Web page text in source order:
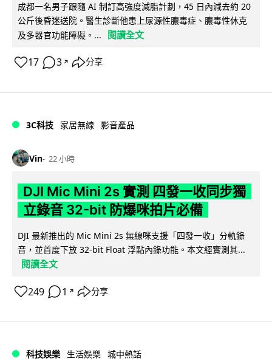
成都一名男子跟隨 AI 制訂高強度減脂計劃，45 日內減去約 20
公斤後昏迷送院。醫生診斷他患上尿源性膿毒症、膿毒性休克
及多器官功能障礙。...
閱讀全文
17 3 ↗ 分享
3C科技 家居無線 影音產品
Vin 22 小時
DJI Mic Mini 2s 實測 四發一收同步獨
立錄音 32-bit 防爆咪拍片必備
DJI 最新推出的 Mic Mini 2s 無線咪支援「四發一收」分軌錄
音，並首度下放 32-bit Float 浮點內錄功能。本文經實測其...
閱讀全文
249 1 ↗ 分享
科技娛樂 生活娛樂 城中熱話